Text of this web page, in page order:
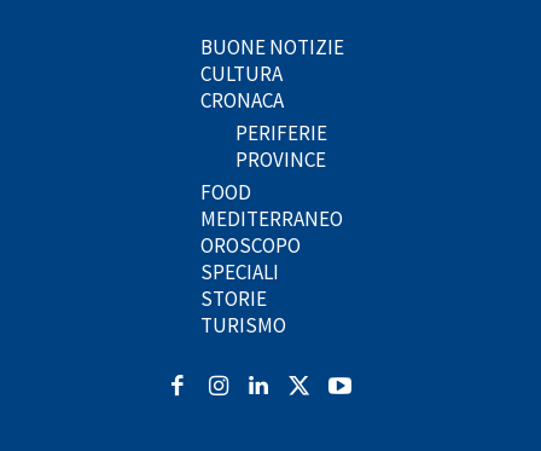
BUONE NOTIZIE
CULTURA
CRONACA
PERIFERIE
PROVINCE
FOOD
MEDITERRANEO
OROSCOPO
SPECIALI
STORIE
TURISMO